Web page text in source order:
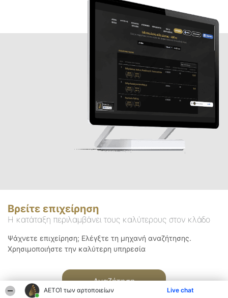
ΑΕΤΟΊ των αρτοποιείων Live chat
Βρείτε επιχείρηση
Η κατάταξη περιλαμβάνει τους καλύτερους στον κλάδο
Ψάχνετε επιχείρηση; Ελέγξτε τη μηχανή αναζήτησης.
Χρησιμοποιήστε την καλύτερη υπηρεσία
Αναζήτηση